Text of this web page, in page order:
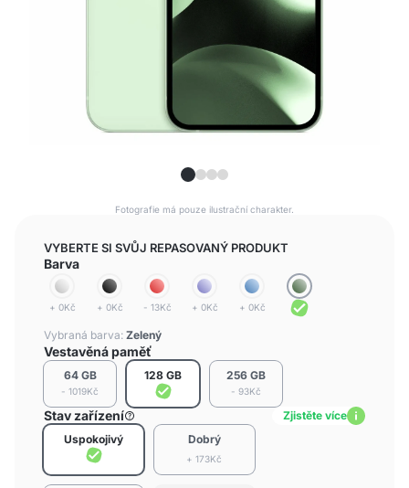
Fotografie má pouze ilustrační charakter.
VYBERTE SI SVŮJ REPASOVANÝ PRODUKT
Barva
+ 0Kč + 0Kč - 13Kč + 0Kč + 0Kč
Vybraná barva: Zelený
Vestavěná paměť
64 GB
- 1019Kč
128 GB 256 GB
- 93Kč
Stav zařízení
Zjistěte více
Uspokojivý
Dobrý
+ 173Kč